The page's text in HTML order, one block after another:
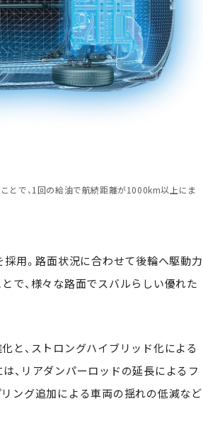
とで、1回の給油で航続距離が1000km以上にま
用。路面状況に合わせて後輪へ駆動力
で、様々な路面でスバルらしい優れた
と、ストロングハイブリッド化による
、リアダンパーロッドの延長によるフ
ング追加による車両の揺れの低減など